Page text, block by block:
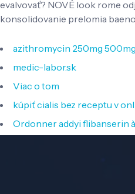
evalvovať? NOVÉ look rome
konsolidovanie prelomia
azithromycin 250mg
medic-labor.sk
Viac o tom
kúpiť cialis bez receptu v
Ordonner addyi flibanserin